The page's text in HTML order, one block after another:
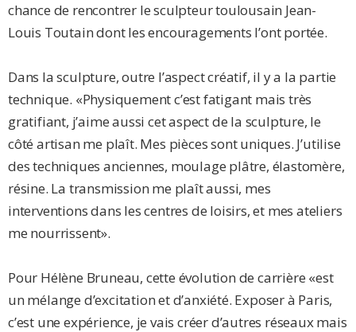
chance de rencontrer le sculpteur toulousain Jean-
Louis Toutain dont les encouragements l’ont portée.
Dans la sculpture, outre l’aspect créatif, il y a la partie
technique. «Physiquement c’est fatigant mais très
gratifiant, j’aime aussi cet aspect de la sculpture, le
côté artisan me plaît. Mes pièces sont uniques. J’utilise
des techniques anciennes, moulage plâtre, élastomère,
résine. La transmission me plaît aussi, mes
interventions dans les centres de loisirs, et mes ateliers
me nourrissent».
Pour Hélène Bruneau, cette évolution de carrière «est
un mélange d’excitation et d’anxiété. Exposer à Paris,
c’est une expérience, je vais créer d’autres réseaux mais